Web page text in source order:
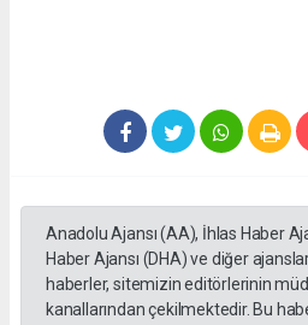
Anadolu Ajansı (AA), İhlas Haber
Haber Ajansı (DHA) ve diğer
haberler, sitemizin editörlerinin
kanallarından çekilmektedir. Bu